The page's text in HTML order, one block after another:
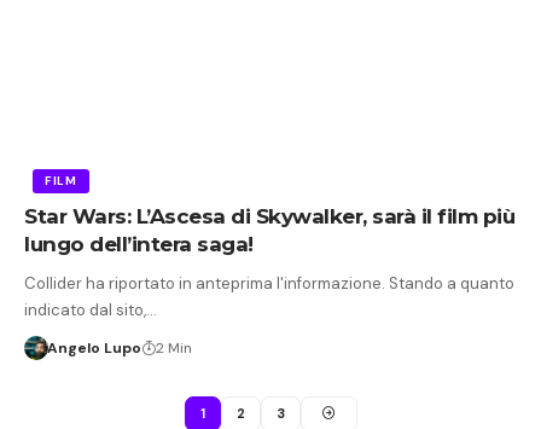
FILM
Star Wars: L’Ascesa di Skywalker, sarà il film più
lungo dell’intera saga!
Collider ha riportato in anteprima l'informazione. Stando a quanto
indicato dal sito,…
Angelo Lupo 2 Min
1 2 3